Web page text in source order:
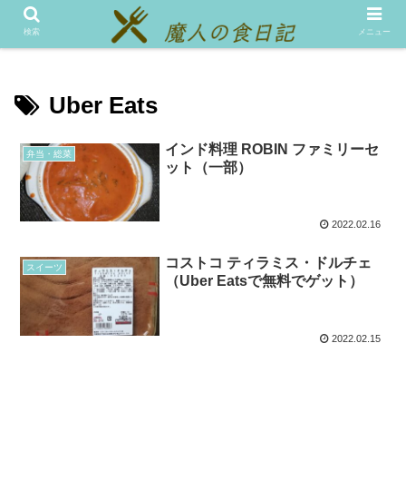
メニュー
Uber Eats
弁当・総菜
インド料理 ROBIN ファミリーセ
ット（一部）
2022.02.16
スイーツ
コストコ ティラミス・ドルチェ
（Uber Eatsで無料でゲット）
2022.02.15
検索 メニュー